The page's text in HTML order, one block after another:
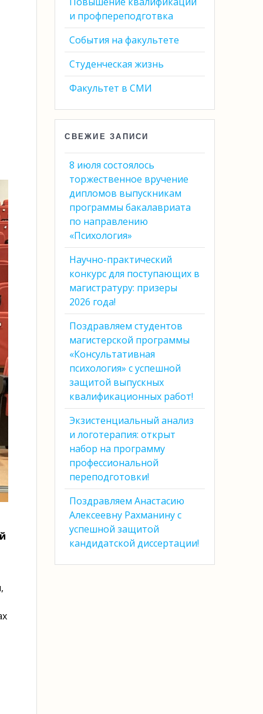
и профпереподготвка
События на факультете
Студенческая жизнь
Факультет в СМИ
СВЕЖИЕ ЗАПИСИ
8 июля состоялось
торжественное вручение
дипломов выпускникам
программы бакалавриата
по направлению
«Психология»
Научно-практический
конкурс для поступающих в
магистратуру: призеры
2026 года!
Поздравляем студентов
магистерской программы
«Консультативная
психология» с успешной
защитой выпускных
квалификационных работ!
Экзистенциальный анализ
и логотерапия: открыт
набор на программу
профессиональной
переподготовки!
Поздравляем Анастасию
Алексеевну Рахманину с
успешной защитой
кандидатской диссертации!